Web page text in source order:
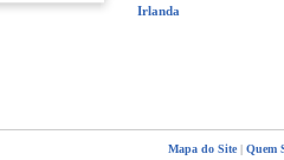
Irlanda
Mapa do Site| Quem